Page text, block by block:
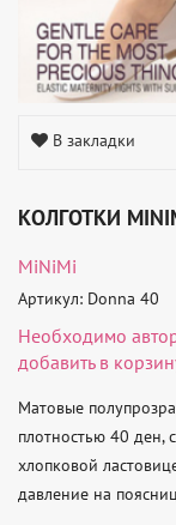
В закладки
КОЛГОТКИ
MiNiMi
Артикул: Donna 40
Необходимо
добавить в
Матовые
плотностью 40 ден,
хлопковой
давление на